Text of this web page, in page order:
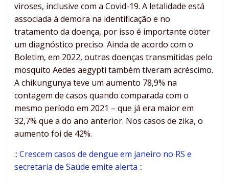
viroses, inclusive com a Covid-19. A letalidade está
associada à demora na identificação e no
tratamento da doença, por isso é importante obter
um diagnóstico preciso. Ainda de acordo com o
Boletim, em 2022, outras doenças transmitidas pelo
mosquito Aedes aegypti também tiveram acréscimo.
A chikungunya teve um aumento 78,9% na
contagem de casos quando comparada com o
mesmo período em 2021 – que já era maior em
32,7% que a do ano anterior. Nos casos de zika, o
aumento foi de 42%.
:: Crescem casos de dengue em janeiro no RS e
secretaria de Saúde emite alerta ::